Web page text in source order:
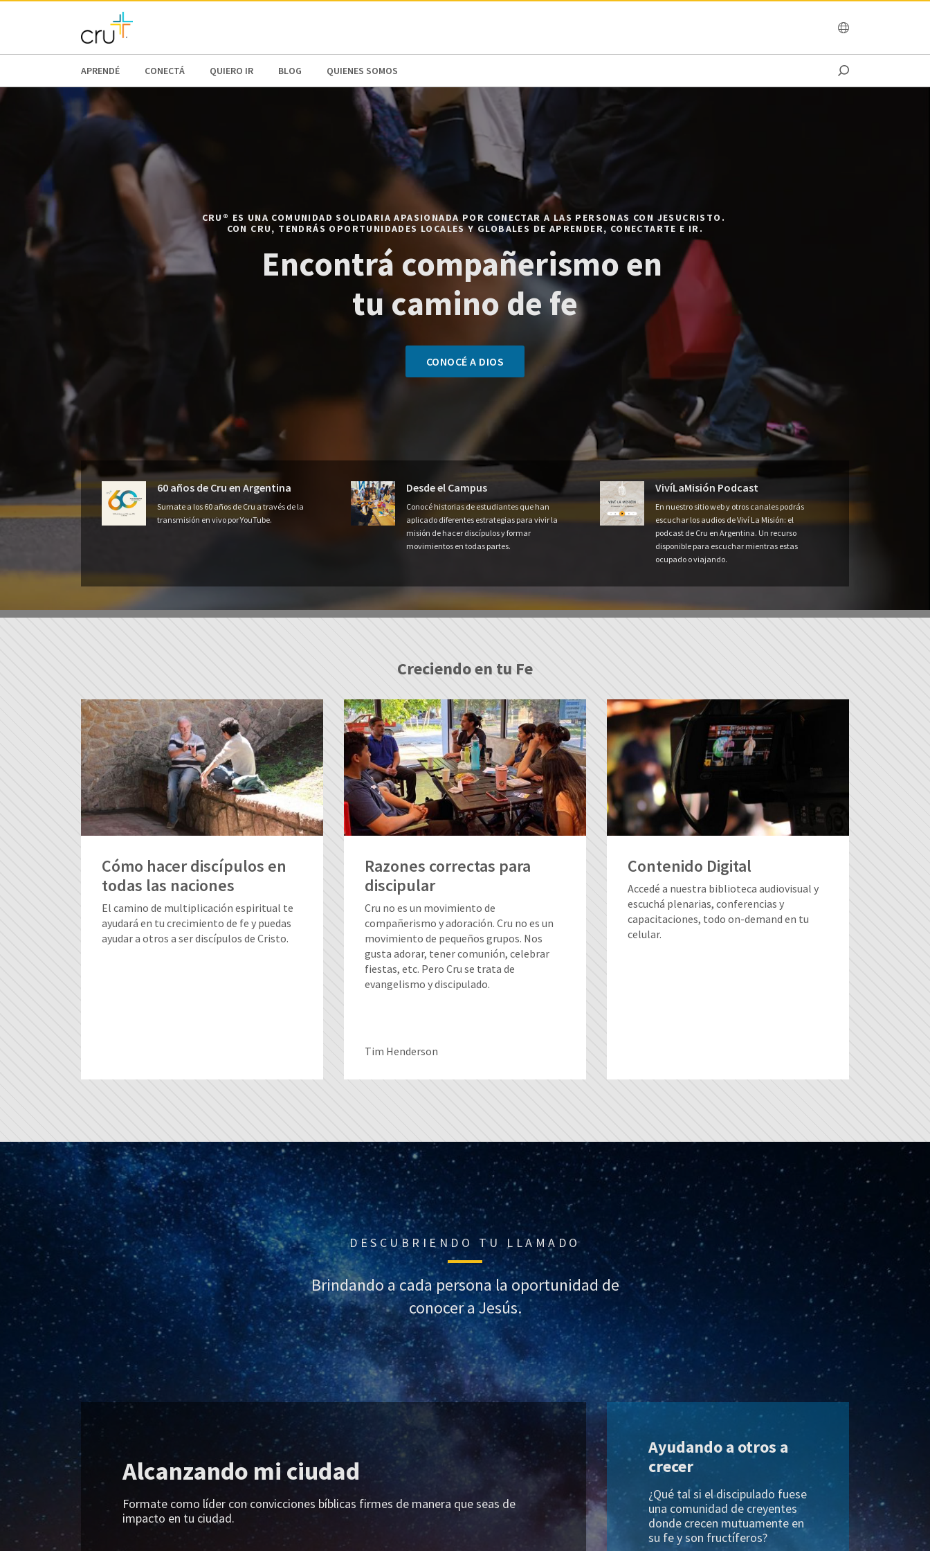
AFRICA
APRENDÉ CONECTÁ QUIERO IR BLOG QUIENES SOMOS
CRU® ES UNA COMUNIDAD SOLIDARIA APASIONADA POR CONECTAR A LAS PERSONAS CON JESUCRISTO.
CON CRU, TENDRÁS OPORTUNIDADES LOCALES Y GLOBALES DE APRENDER, CONECTARTE E IR.
Encontrá compañerismo en
tu camino de fe
CONOCÉ A DIOS
60 años de Cru en Argentina
Sumate a los 60 años de Cru a través de la
transmisión en vivo por YouTube.
Desde el Campus
Conocé historias de estudiantes que han
aplicado diferentes estrategias para vivir la
misión de hacer discípulos y formar
movimientos en todas partes.
VivíLaMisión Podcast
En nuestro sitio web y otros canales podrás
escuchar los audios de Viví La Misión: el
podcast de Cru en Argentina. Un recurso
disponible para escuchar mientras estas
ocupado o viajando.
Creciendo en tu Fe
Cómo hacer discípulos en
todas las naciones
El camino de multiplicación espiritual te
ayudará en tu crecimiento de fe y puedas
ayudar a otros a ser discípulos de Cristo.
Razones correctas para
discipular
Cru no es un movimiento de
compañerismo y adoración. Cru no es un
movimiento de pequeños grupos. Nos
gusta adorar, tener comunión, celebrar
fiestas, etc. Pero Cru se trata de
evangelismo y discipulado.
Tim Henderson
Contenido Digital
Accedé a nuestra biblioteca audiovisual y
escuchá plenarias, conferencias y
capacitaciones, todo on-demand en tu
celular.
DESCUBRIENDO TU LLAMADO
Brindando a cada persona la oportunidad de
conocer a Jesús.
Alcanzando mi ciudad
Formate como líder con convicciones bíblicas firmes de manera que seas de
impacto en tu ciudad.
Ayudando a otros a
crecer
¿Qué tal si el discipulado fuese
una comunidad de creyentes
donde crecen mutuamente en
su fe y son fructíferos?